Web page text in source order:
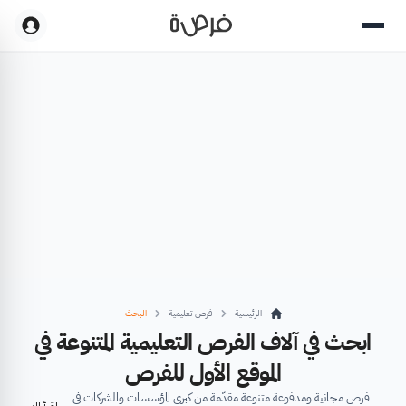
الرئيسية فرص تعليمية البحث
ابحث في آلاف الفرص التعليمية المتنوعة في
الموقع الأول للفرص
فرص مجانية ومدفوعة متنوعة مقدّمة من كبرى المؤسسات والشركات في